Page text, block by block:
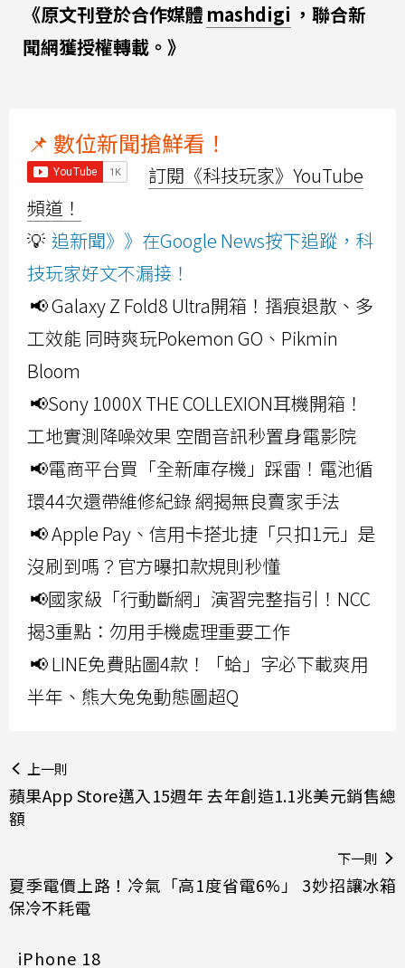
《原文刊登於合作媒體 mashdigi ，聯合新
聞網獲授權轉載。》
📌 數位新聞搶鮮看！
訂閱《科技玩家》YouTube
頻道！
💡 追新聞》》在Google News按下追蹤，科
技玩家好文不漏接！
📢 Galaxy Z Fold8 Ultra開箱！摺痕退散、多
工效能 同時爽玩Pokemon GO、Pikmin
Bloom
📢Sony 1000X THE COLLEXION耳機開箱！
工地實測降噪效果 空間音訊秒置身電影院
📢電商平台買「全新庫存機」踩雷！電池循
環44次還帶維修紀錄 網揭無良賣家手法
📢 Apple Pay、信用卡搭北捷「只扣1元」是
沒刷到嗎？官方曝扣款規則秒懂
📢國家級「行動斷網」演習完整指引！NCC
揭3重點：勿用手機處理重要工作
📢 LINE免費貼圖4款！「蛤」字必下載爽用
半年、熊大兔兔動態圖超Q
上一則
蘋果App Store邁入15週年 去年創造1.1兆美元銷售總
額
下一則
夏季電價上路！冷氣「高1度省電6%」 3妙招讓冰箱
保冷不耗電
iPhone 18